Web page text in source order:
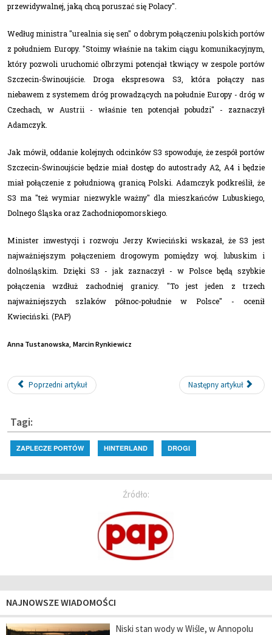
przewidywalnej, jaką chcą poruszać się Polacy".
Według ministra "urealnia się sen" o dobrym połączeniu polskich portów
z południem Europy. "Stoimy właśnie na takim ciągu komunikacyjnym,
który pozwoli uruchomić olbrzymi potencjał tkwiący w zespole portów
Szczecin-Świnoujście. Droga ekspresowa S3, która połączy nas
niebawem z systemem dróg prowadzących na południe Europy - dróg w
Czechach, w Austrii - właśnie ten potencjał pobudzi" - zaznaczył
Adamczyk.
Jak mówił, oddanie kolejnych odcinków S3 spowoduje, że zespół portów
Szczecin-Świnoujście będzie miał dostęp do autostrady A2, A4 i będzie
miał połączenie z południową granicą Polski. Adamczyk podkreślił, że
S3 ma "też wymiar niezwykle ważny" dla mieszkańców Lubuskiego,
Dolnego Śląska oraz Zachodniopomorskiego.
Minister inwestycji i rozwoju Jerzy Kwieciński wskazał, że S3 jest
najważniejszym połączeniem drogowym pomiędzy woj. lubuskim i
dolnośląskim. Dzięki S3 - jak zaznaczył - w Polsce będą szybkie
połączenia wzdłuż zachodniej granicy. "To jest jeden z trzech
najważniejszych szlaków północ-południe w Polsce" - ocenił
Kwieciński. (PAP)
Anna Tustanowska Marcin Rynkiewicz
Poprzedni artykuł Następny artykuł
Tagi:
ZAPLECZE PORTÓW HINTERLAND DROGI
Źródło:
NAJNOWSZE WIADOMOŚCI
Niski stan wody w Wiśle, w Annopolu